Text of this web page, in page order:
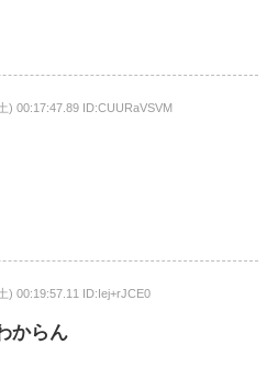
) 00:17:47.89 ID:CUURaVSVM
) 00:19:57.11 ID:Iej+rJCE0
からん